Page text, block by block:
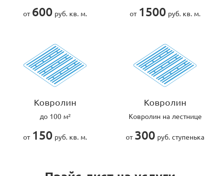
от 600 руб. кв. м. от 1500 руб. кв. м.
Ковролин
до 100 м²
от 150 руб. кв. м.
Ковролин
Ковролин на лестнице
от 300 руб. ступенька